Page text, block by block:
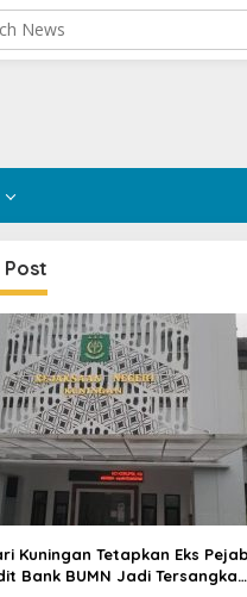
Post
Kuningan Tetapkan Eks
Bank BUMN Jadi Tersangka